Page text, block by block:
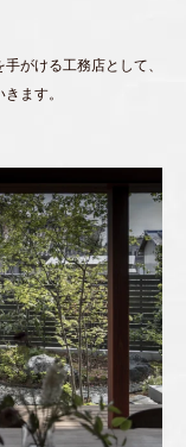
がける工務店として、
ます。